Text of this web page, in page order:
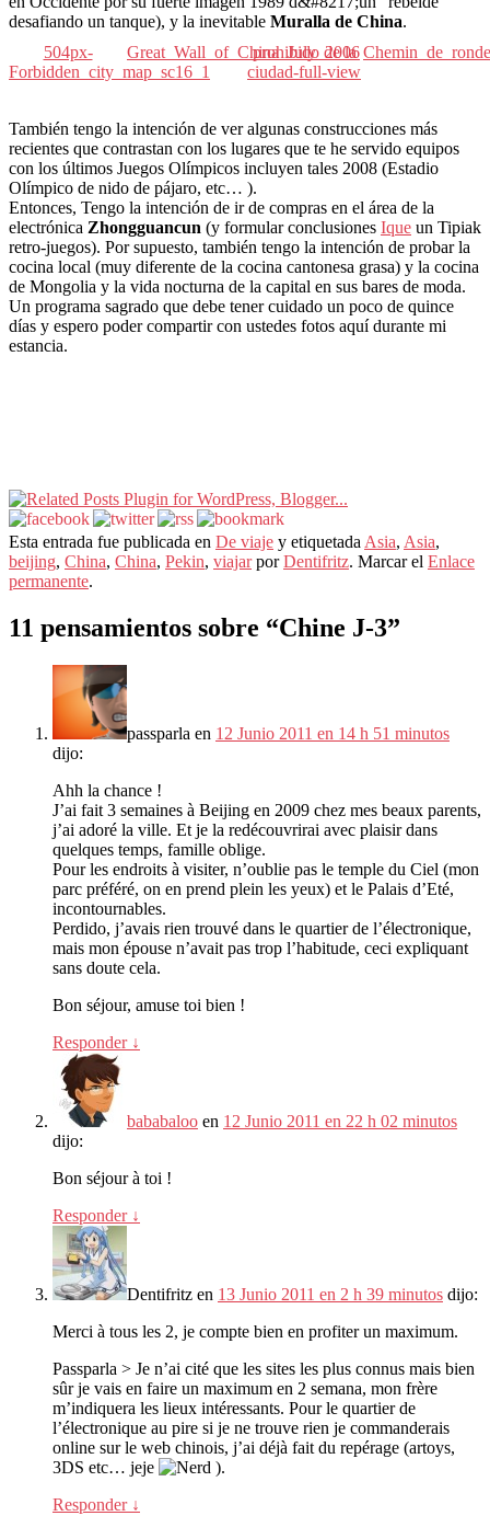
desafiando un tanque), y la inevitable Muralla de China.
504px-
Forbidden_city_map_sc16_1
Great_Wall_of_China_July_2006
prohibido de la
ciudad-full-view
También tengo la intención de ver algunas construcciones más
recientes que contrastan con los lugares que te he servido equipos
con los últimos Juegos Olímpicos incluyen tales 2008 (Estadio
Olímpico de nido de pájaro, etc… ).
Entonces, Tengo la intención de ir de compras en el área de la
electrónica Zhongguancun (y formular conclusiones Ique un Tipiak
retro-juegos). Por supuesto, también tengo la intención de probar la
cocina local (muy diferente de la cocina cantonesa grasa) y la cocina
de Mongolia y la vida nocturna de la capital en sus bares de moda.
Un programa sagrado que debe tener cuidado un poco de quince
días y espero poder compartir con ustedes fotos aquí durante mi
estancia.
Esta entrada fue publicada en De viaje y etiquetadaAsia, Asia,
beijing, China, China, Pekin, viajarporDentifritz. Marcar el Enlace
permanente.
11 pensamientos sobre “Chine J-3”
passparla en 12 Junio 2011 en 14 h 51 minutos
dijo:
Ahh la chance !
J’ai fait 3 semaines à Beijing en 2009 chez mes beaux parents,
j’ai adoré la ville. Et je la redécouvrirai avec plaisir dans
quelques temps, famille oblige.
Pour les endroits à visiter, n’oublie pas le temple du Ciel (mon
parc préféré, on en prend plein les yeux) et le Palais d’Eté,
incontournables.
Perdido, j’avais rien trouvé dans le quartier de l’électronique,
mais mon épouse n’avait pas trop l’habitude, ceci expliquant
sans doute cela.
Bon séjour, amuse toi bien !
Responder ↓
bababaloo en 12 Junio 2011 en 22 h 02 minutos
dijo:
Bon séjour à toi !
Responder ↓
Dentifritz en 13 Junio 2011 en 2 h 39 minutos dijo:
Merci à tous les 2, je compte bien en profiter un maximum.
Passparla > Je n’ai cité que les sites les plus connus mais bien
sûr je vais en faire un maximum en 2 semana, mon frère
m’indiquera les lieux intéressants. Pour le quartier de
l’électronique au pire si je ne trouve rien je commanderais
online sur le web chinois, j’ai déjà fait du repérage (artoys,
3DS etc… jeje
).
Responder ↓